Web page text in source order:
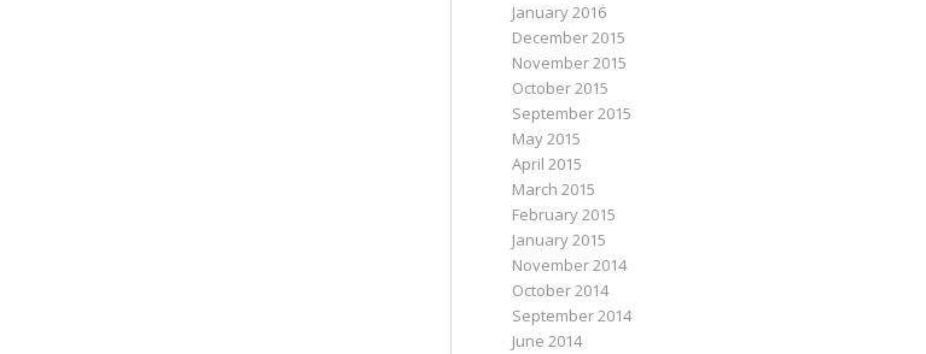
January 2016
December 2015
November 2015
October 2015
September 2015
May 2015
April 2015
March 2015
February 2015
January 2015
November 2014
October 2014
September 2014
June 2014